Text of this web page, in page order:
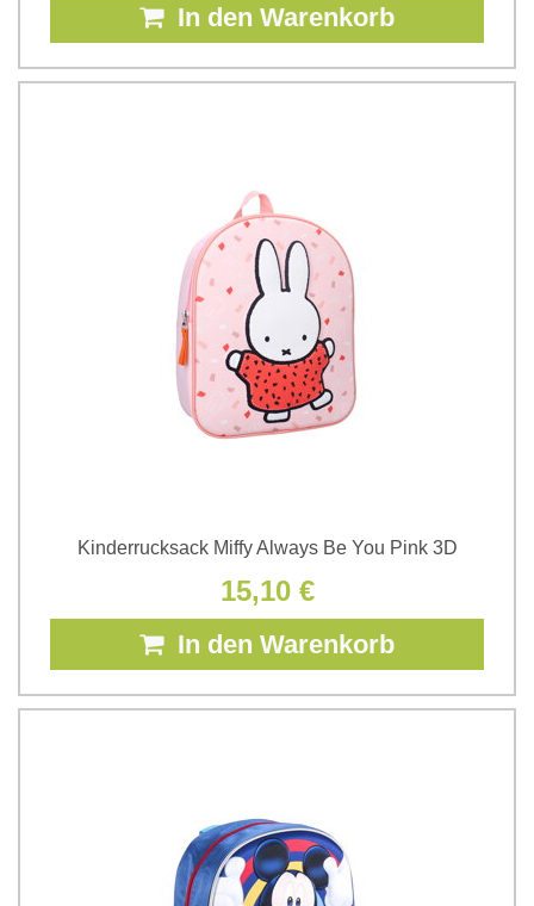
In den Warenkorb
Kinderrucksack Miffy Always Be You Pink 3D
15,10 €
In den Warenkorb